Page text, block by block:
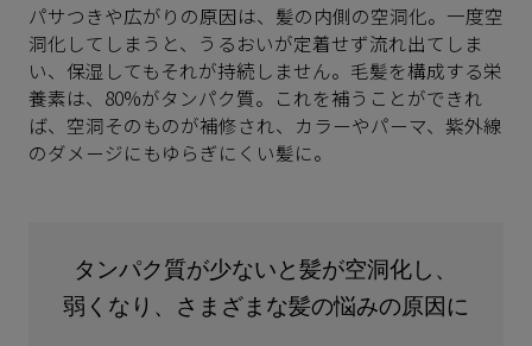
パサつきや広がりの原因は、髪の内側の空洞化。一度空
洞化してしまうと、うるおいが定着せず流れ出てしま
い、保湿してもそれが持続しません。毛髪を構成する栄
養素は、80%がタンパク質。これを補うことができれ
ば、空洞そのものが補修され、カラーやパーマ、紫外線
のダメージにもゆらぎにくい髪に。
タンパク質が少ないと髪が空洞化し、
弱くなり、さまざまな髪の悩みの原因に